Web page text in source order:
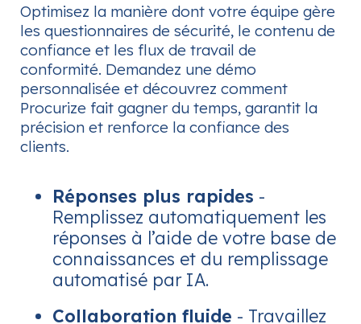
Optimisez la manière dont votre équipe gère
les questionnaires de sécurité, le contenu de
confiance et les flux de travail de
conformité. Demandez une démo
personnalisée et découvrez comment
Procurize fait gagner du temps, garantit la
précision et renforce la confiance des
clients.
Réponses plus rapides -
Remplissez automatiquement les
réponses à l’aide de votre base de
connaissances et du remplissage
automatisé par IA.
Collaboration fluide - Travaillez